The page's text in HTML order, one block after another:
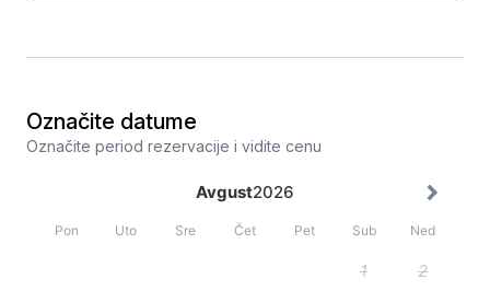
Označite datume
Označite period rezervacije i vidite cenu